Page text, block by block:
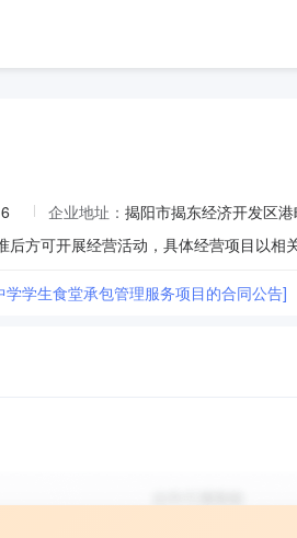
企业地址： 揭阳市揭东经济开发区
学生食堂承包管理服务项目的合同公告]